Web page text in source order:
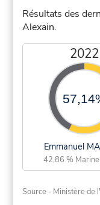
Résultats des
Alexain.
2022
Emmanuel
42,86 % Marine
Source - Ministère de